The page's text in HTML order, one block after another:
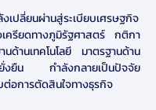
เปลี่ยนผ่านสู่ระเบียบเศรษฐกิจ
ครียดทางภูมิรัฐศาสตร์ กติกา
ด้านเทคโนโลยี  มาตรฐานด้าน
ยั่งยืน  กำลังกลายเป็นปัจจัย
ต่อการตัดสินใจทางธุรกิจ